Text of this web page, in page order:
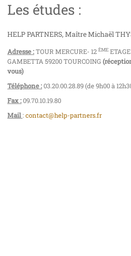
Les études :
HELP PARTNERS, Maître Michaël
Adresse :TOUR MERCURE- 12 ÈME
GAMBETTA 59200 TOURCOING
vous)
Téléphone :03.20.00.28.89 (de 9h00 à
Fax :09.70.10.19.80
Mail: contact@help-partners.fr